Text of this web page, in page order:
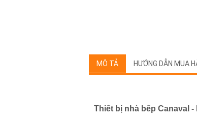
MÔ TẢ HƯỚNG DẪN MUA
Thiết bị nhà bếp Canaval -